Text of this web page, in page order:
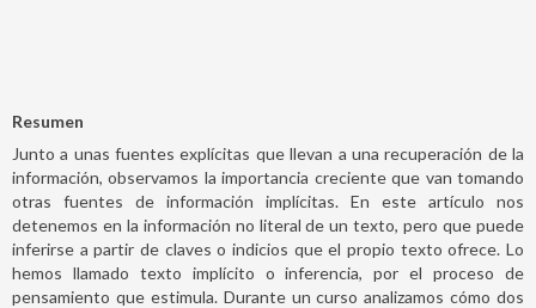
Resumen
Junto a unas fuentes explícitas que llevan a una recuperación de la
información, observamos la importancia creciente que van tomando
otras fuentes de información implícitas. En este artículo nos
detenemos en la información no literal de un texto, pero que puede
inferirse a partir de claves o indicios que el propio texto ofrece. Lo
hemos llamado texto implícito o inferencia, por el proceso de
pensamiento que estimula. Durante un curso analizamos cómo dos